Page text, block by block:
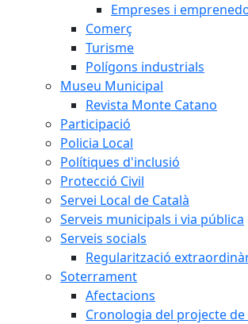
Empreses i
Comerç
Turisme
Polígons industrials
Museu Municipal
Revista Monte Catano
Participació
Policia Local
Polítiques d'inclusió
Protecció Civil
Servei Local de Català
Serveis municipals i via pública
Serveis socials
Regularització
Soterrament
Afectacions
Cronologia del projecte